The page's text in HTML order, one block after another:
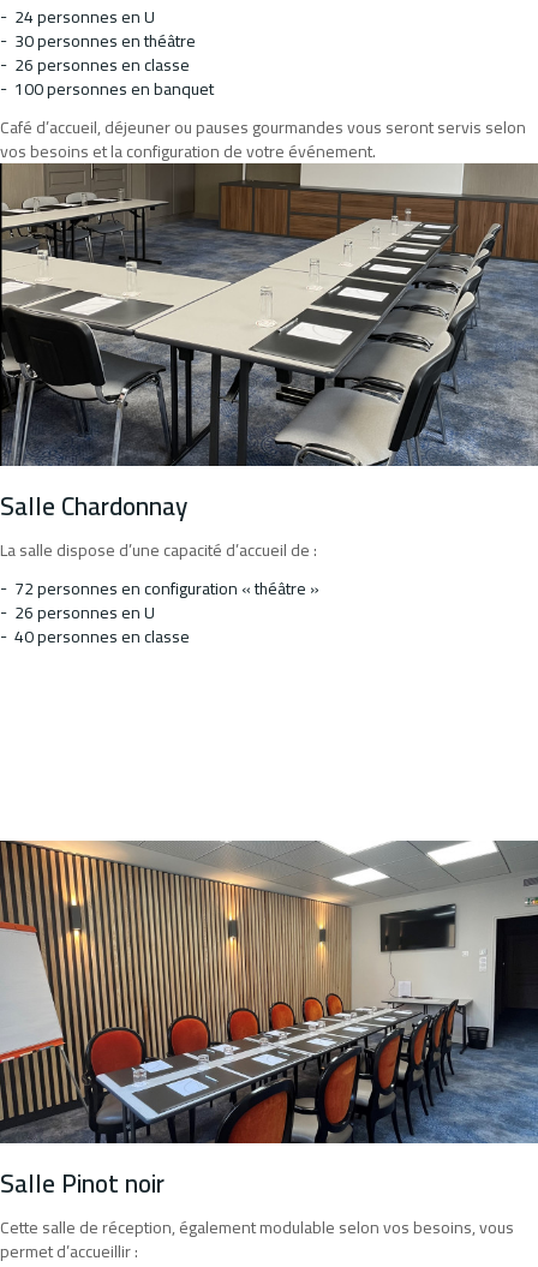
24 personnes en U
30 personnes en théâtre
26 personnes en classe
100 personnes en banquet
Café d’accueil, déjeuner ou pauses gourmandes vous seront servis selon
vos besoins et la configuration de votre événement.
Salle Chardonnay
La salle dispose d’une capacité d’accueil de :
72 personnes en configuration « théâtre »
26 personnes en U
40 personnes en classe
Salle Pinot noir
Cette salle de réception, également modulable selon vos besoins, vous
permet d’accueillir :